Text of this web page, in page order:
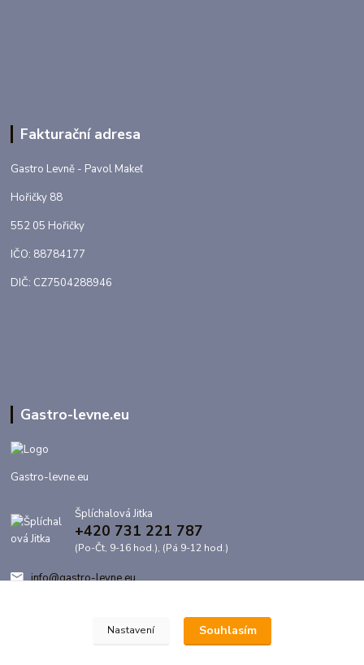
Fakturační adresa
Gastro Levně - Pavol Makeľ
Hořičky 88
552 05 Hořičky
IČO: 88784177
DIČ: CZ7504288946
Gastro-levne.eu
Gastro-levne.eu
Šplíchalová Jitka
+420 731 221 787
(Po-Čt, 9-16 hod.), (Pá 9-12 hod.)
info@gastro-levne.eu
Nastavení Souhlasím